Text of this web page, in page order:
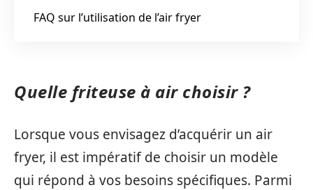
FAQ sur l’utilisation de l’air fryer
Quelle friteuse à air choisir ?
Lorsque vous envisagez d’acquérir un air
fryer, il est impératif de choisir un modèle
qui répond à vos besoins spécifiques. Parmi